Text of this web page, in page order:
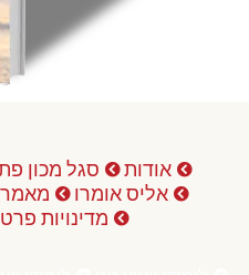
אודות סגל מכון
אליס אומרו
מדינויות